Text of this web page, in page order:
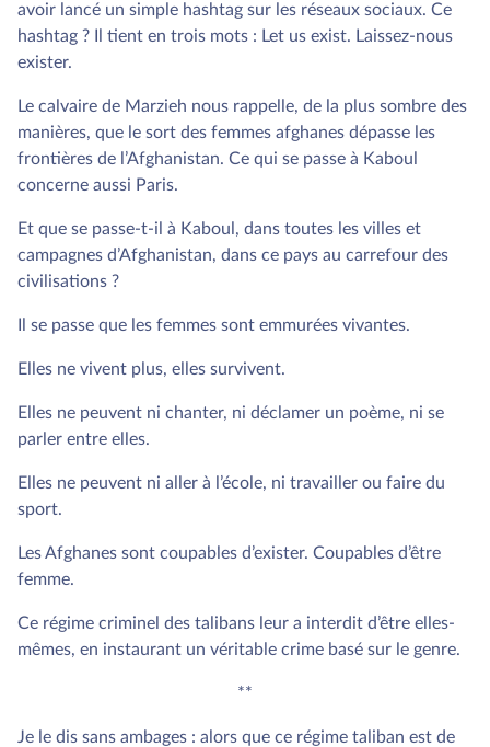
avoir lancé un simple hashtag sur les réseaux sociaux. Ce
hashtag ? Il tient en trois mots : Let us exist. Laissez-nous
exister.
Le calvaire de Marzieh nous rappelle, de la plus sombre des
manières, que le sort des femmes afghanes dépasse les
frontières de l’Afghanistan. Ce qui se passe à Kaboul
concerne aussi Paris.
Et que se passe-t-il à Kaboul, dans toutes les villes et
campagnes d’Afghanistan, dans ce pays au carrefour des
civilisations ?
Il se passe que les femmes sont emmurées vivantes.
Elles ne vivent plus, elles survivent.
Elles ne peuvent ni chanter, ni déclamer un poème, ni se
parler entre elles.
Elles ne peuvent ni aller à l’école, ni travailler ou faire du
sport.
Les Afghanes sont coupables d’exister. Coupables d’être
femme.
Ce régime criminel des talibans leur a interdit d’être elles-
mêmes, en instaurant un véritable crime basé sur le genre.
**
Je le dis sans ambages : alors que ce régime taliban est de